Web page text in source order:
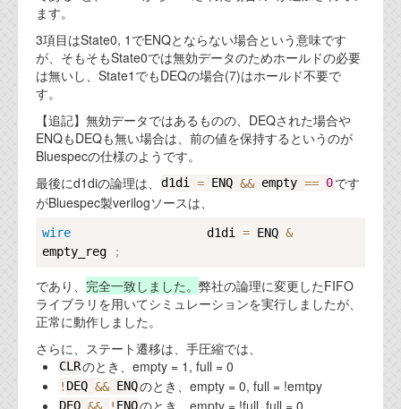
ます。
3項目はState0, 1でENQとならない場合という意味です
が、そもそもState0では無効データのためホールドの必要
は無いし、State1でもDEQの場合(7)はホールド不要で
す。
【追記】無効データではあるものの、DEQされた場合や
ENQもDEQも無い場合は、前の値を保持するというのが
Bluespecの仕様のようです。
最後にd1diの論理は、
d1di = ENQ && empty == 0です
がBluespec製verilogソースは、
wire
                   d1di
= ENQ &
empty_reg
;
であり、 完全一致しました。 弊社の論理に変更したFIFO
ライブラリを用いてシミュレーションを実行しましたが、
正常に動作しました。
さらに、ステート遷移は、手圧縮では、
CLRのとき、empty = 1, full = 0
! DEQ && ENQのとき、empty = 0, full = !emtpy
DEQ && ! ENQのとき、empty = !full, full = 0